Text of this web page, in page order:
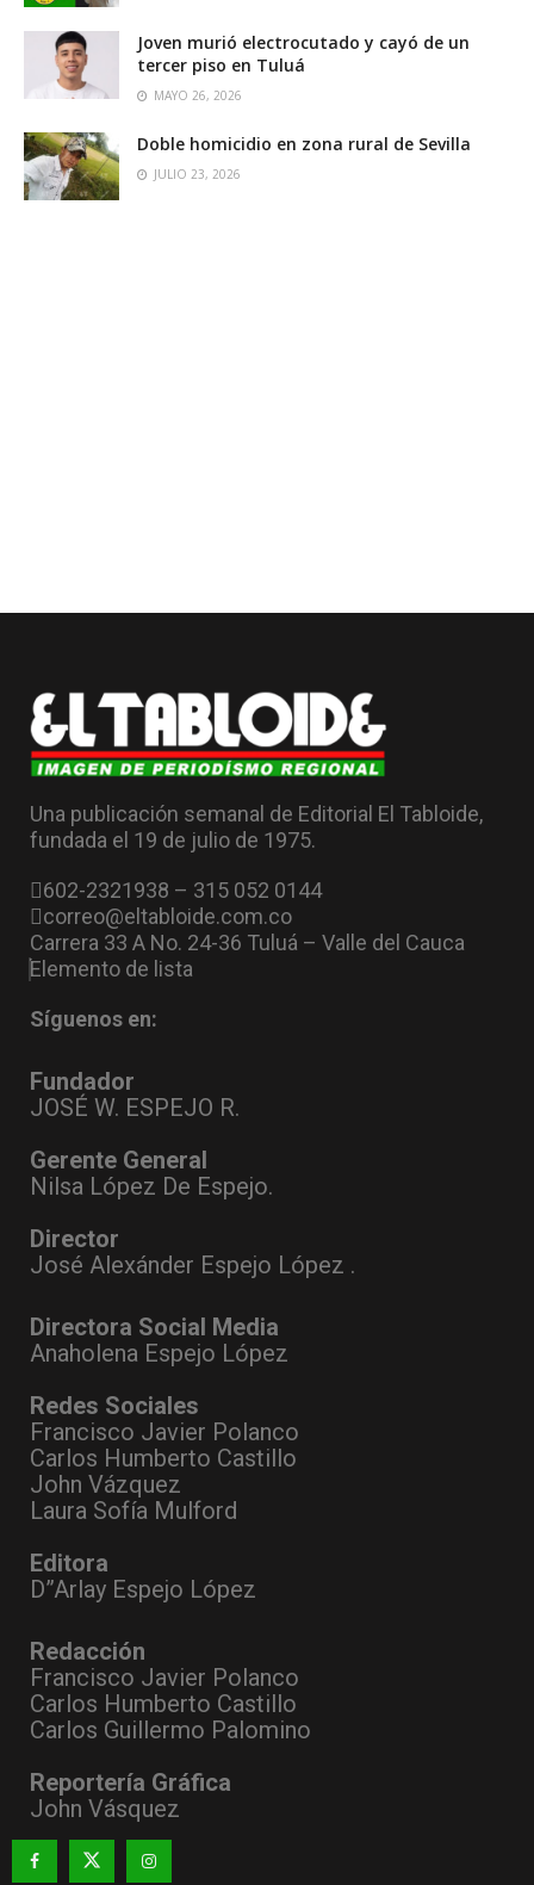
Joven murió electrocutado y cayó de un
tercer piso en Tuluá
MAYO 26, 2026
Doble homicidio en zona rural de Sevilla
JULIO 23, 2026
Una publicación semanal de Editorial El Tabloide,
fundada el 19 de julio de 1975.
602-2321938 – 315 052 0144
correo@eltabloide.com.co
Carrera 33 A No. 24-36 Tuluá – Valle del Cauca
Elemento de lista
Síguenos en:
Fundador
JOSÉ W. ESPEJO R.
Gerente General
Nilsa López De Espejo.
Director
José Alexánder Espejo López .
Directora Social Media
Anaholena Espejo López
Redes Sociales
Francisco Javier Polanco
Carlos Humberto Castillo
John Vázquez
Laura Sofía Mulford
Editora
D”Arlay Espejo López
Redacción
Francisco Javier Polanco
Carlos Humberto Castillo
Carlos Guillermo Palomino
Reportería Gráfica
John Vásquez